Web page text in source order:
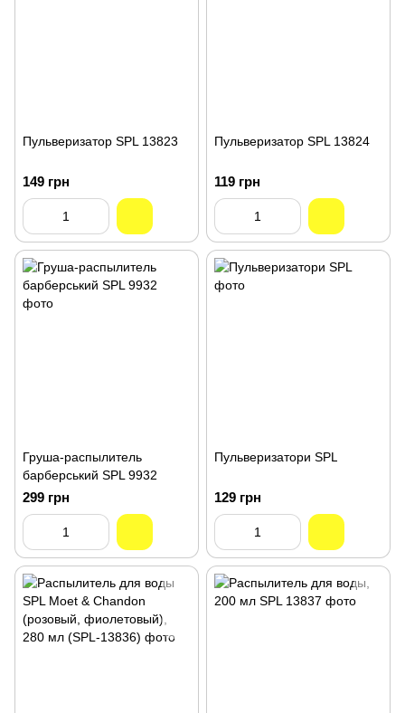
Пульверизатор SPL 13823
149 грн
Пульверизатор SPL 13824
119 грн
Груша-распылитель
барберський SPL 9932
299 грн
Пульверизатори SPL
129 грн